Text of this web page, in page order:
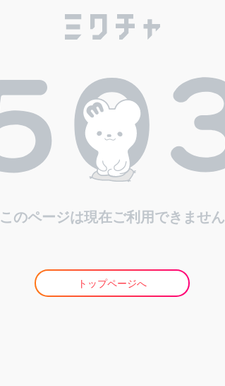
このページは現在ご利用できません